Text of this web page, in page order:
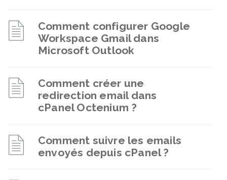
Comment configurer Google
Workspace Gmail dans
Microsoft Outlook
Comment créer une
redirection email dans
cPanel Octenium ?
Comment suivre les emails
envoyés depuis cPanel ?